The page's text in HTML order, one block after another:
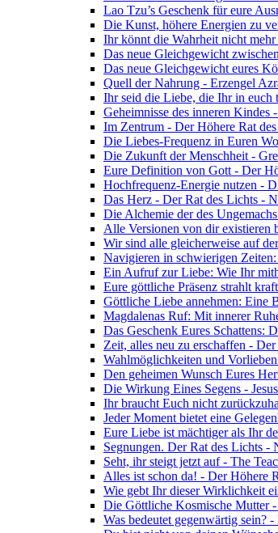
Lao Tzu’s Geschenk für eure
Die Kunst, höhere Energien zu
Ihr könnt die Wahrheit nicht
Das neue Gleichgewicht
Das neue Gleichgewicht eures
Quell der Nahrung - Erzengel
Ihr seid die Liebe, die Ihr in
Geheimnisse des inneren
Im Zentrum - Der Höhere Rat
Die Liebes-Frequenz in Euren
Die Zukunft der Menschheit -
Eure Definition von Gott - Der
Hochfrequenz-Energie nutzen -
Das Herz - Der Rat des Lichts -
Die Alchemie der des
Alle Versionen von dir existieren
Wir sind alle gleicherweise auf
Navigieren in schwierigen
Ein Aufruf zur Liebe: Wie Ihr
Eure göttliche Präsenz strahlt
Göttliche Liebe annehmen: Eine
Magdalenas Ruf: Mit innerer
Das Geschenk Eures Schattens:
Zeit, alles neu zu erschaffen -
Wahlmöglichkeiten und
Den geheimen Wunsch Eures
Die Wirkung Eines Segens -
Ihr braucht Euch nicht
Jeder Moment bietet eine
Eure Liebe ist mächtiger als Ihr
Segnungen. Der Rat des Lichts -
Seht, ihr steigt jetzt auf - The
Alles ist schon da! - Der Höhere
Wie gebt Ihr dieser Wirklichkeit
Die Göttliche Kosmische Mutter
Was bedeutet gegenwärtig sein?